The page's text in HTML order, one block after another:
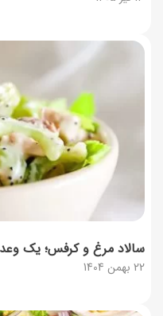
22 بهمن 1404
سالاد مرغ و کرفس؛ یک